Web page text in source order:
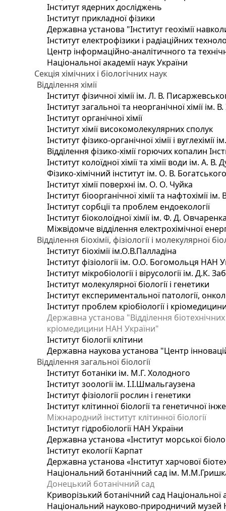
Інститут ядерних досліджень
Інститут прикладної фізики
Державна установа "Інститут геохімії
Інститут електрофізики і радіаційних
Центр інформаційно-аналітичного та
Національної академії наук України
Секція хімічних і біологічних наук
Відділення хімії
Інститут фізичної хімії ім. Л. В.
Інститут загальної та неорганічної хімії ім.
Інститут органічної хімії
Інститут хімії високомолекулярних сполук
Інститут фізико-органічної хімії і
Відділення фізико-хімії горючих копалин
Інститут колоїдної хімії та хімії води ім. А.
Фізико-хімічний інститут ім. О. В.
Інститут хімії поверхні ім. О. О. Чуйка
Інститут біоорганічної хімії та нафтохімії
Інститут сорбції та проблем ендоекології
Інститут біоколоїдної хімії ім. Ф. Д.
Міжвідомче відділення електрохімічної
Відділення біохімії, фізіології і молекулярної
Інститут біохімії ім.О.В.Палладіна
Інститут фізіології ім. О.О. Богомольця НАН
Інститут мікробіології і вірусології ім. Д.К.
Інститут молекулярної біології і генетики
Інститут експериментальної патології,
Інститут проблем кріобіології і
Державна установа "Відділення
кріомедицини НАН України"
Інститут біології клітини
Державна наукова установа "Центр
Відділення загальної біології
Інститут ботаніки ім. М.Г. Холодного
Інститут зоології ім. І.І.Шмальгаузена
Інститут фізіології рослин і генетики
Інститут клітинної біології та генетичної
Міжнародний інститут клітинної біології
Інститут гідробіології НАН України
Державна установа «Інститут морської
Інститут екології Карпат
Державна установа «Інститут харчової
Національний ботанічний сад ім.
Донецький ботанічний сад
Криворізький ботанічний сад Національної
Національний науково-природничий музей